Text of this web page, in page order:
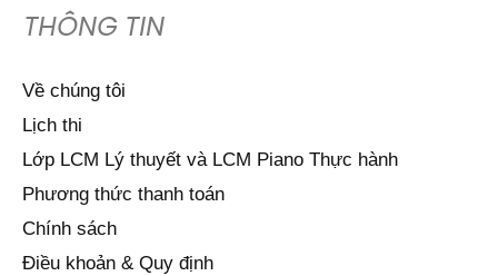
THÔNG TIN
Về chúng tôi
Lịch thi
Lớp LCM Lý thuyết và LCM Piano Thực hành
Phương thức thanh toán
Chính sách
Điều khoản & Quy định